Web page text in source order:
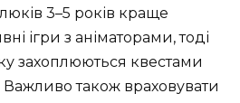
3–5 років краще
ігри з аніматорами, тоді
захоплюються квестами
також враховувати